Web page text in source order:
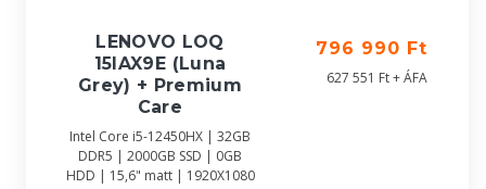
LENOVO LOQ
15IAX9E (Luna
Grey) + Premium
Care
Intel Core i5-12450HX | 32GB
DDR5 | 2000GB SSD | 0GB
HDD | 15,6" matt | 1920X1080
796 990 Ft
627 551 Ft + ÁFA